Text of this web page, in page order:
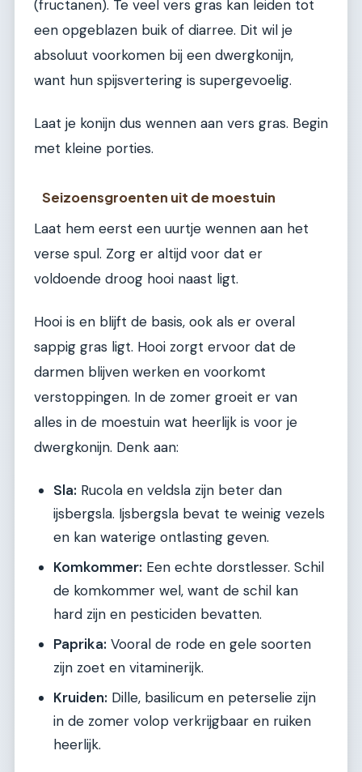
(fructanen). Te veel vers gras kan leiden tot
een opgeblazen buik of diarree. Dit wil je
absoluut voorkomen bij een dwergkonijn,
want hun spijsvertering is supergevoelig.
Laat je konijn dus wennen aan vers gras. Begin
met kleine porties.
Seizoensgroenten uit de moestuin
Laat hem eerst een uurtje wennen aan het
verse spul. Zorg er altijd voor dat er
voldoende droog hooi naast ligt.
Hooi is en blijft de basis, ook als er overal
sappig gras ligt. Hooi zorgt ervoor dat de
darmen blijven werken en voorkomt
verstoppingen. In de zomer groeit er van
alles in de moestuin wat heerlijk is voor je
dwergkonijn. Denk aan:
Sla: Rucola en veldsla zijn beter dan
ijsbergsla. Ijsbergsla bevat te weinig vezels
en kan waterige ontlasting geven.
Komkommer: Een echte dorstlesser. Schil
de komkommer wel, want de schil kan
hard zijn en pesticiden bevatten.
Paprika: Vooral de rode en gele soorten
zijn zoet en vitaminerijk.
Kruiden: Dille, basilicum en peterselie zijn
in de zomer volop verkrijgbaar en ruiken
heerlijk.